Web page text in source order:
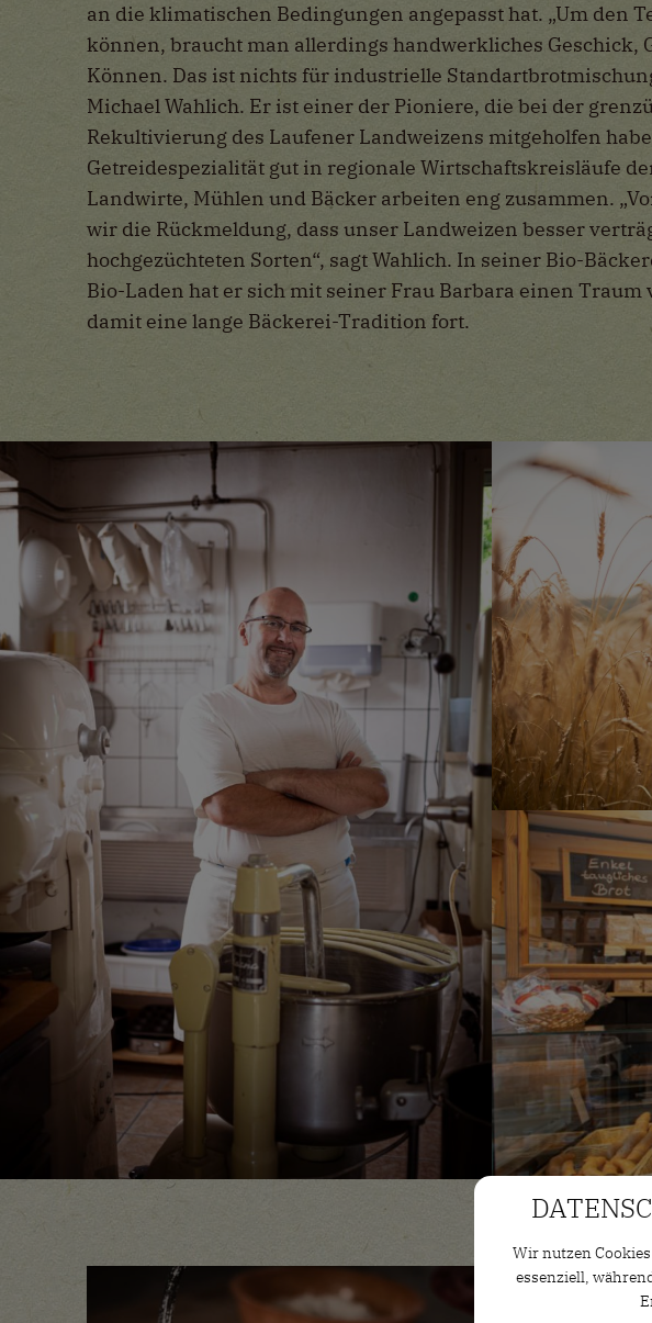
an die klimatischen Bedingungen angepasst hat. „Um den
können, braucht man allerdings handwerkliches Geschick,
Können. Das ist nichts für industrielle Standartbr
Michael Wahlich. Er ist einer der Pioniere, die bei der
Rekultivierung des Laufener Landweizens mitgeholfen
Getreidespezialität gut in regionale Wirtschaftskreisläufe
Landwirte, Mühlen und Bäcker arbeiten eng zusammen.
wir die Rückmeldung, dass unser Landweizen besser
hochgezüchteten Sorten“, sagt Wahlich. In seiner Bio-
Bio-Laden hat er sich mit seiner Frau Barbara einen
damit eine lange Bäckerei-Tradition fort.
Wir nutzen
essenziell,